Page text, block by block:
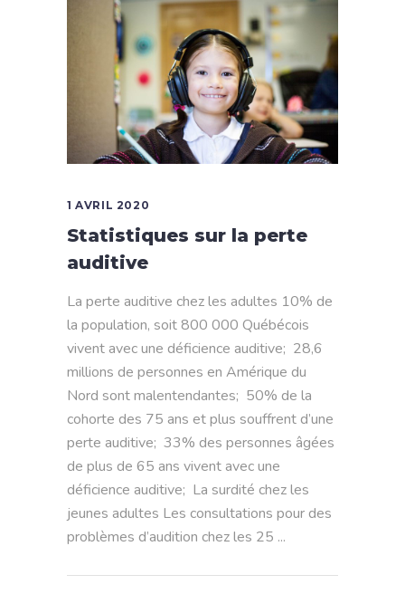
1 AVRIL 2020
Statistiques sur la perte
auditive
La perte auditive chez les adultes 10% de
la population, soit 800 000 Québécois
vivent avec une déficience auditive; 28,6
millions de personnes en Amérique du
Nord sont malentendantes; 50% de la
cohorte des 75 ans et plus souffrent d’une
perte auditive; 33% des personnes âgées
de plus de 65 ans vivent avec une
déficience auditive; La surdité chez les
jeunes adultes Les consultations pour des
problèmes d’audition chez les 25